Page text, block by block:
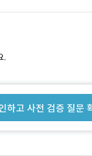
.
하고 사전 검증 질문